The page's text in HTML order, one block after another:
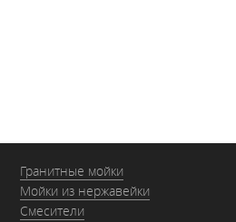
Гранитные мойки
Мойки из нержавейки
Смесители